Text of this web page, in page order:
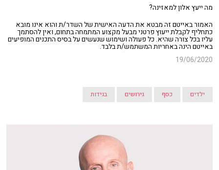
מה ייעץ אלון למאזינה?
האמור באייטם זה מבטא את הדעה האישית של השדר/ת והוא אינו מובא
כתחליף לקבלת ייעוץ פרטני מבעל מקצוע המתמחה בתחום, ואין להסתמך
עליו בכל צורה שהיא. כל פעולה ושימוש שנעשים על בסיס התכנים המופיעים
באייטם הינה באחריות המשתמש/ת בלבד.
19/06/2020
ילדים כסף גירושים בגידות